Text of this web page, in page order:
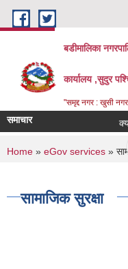
Skip to main content
बडीमालिका
कार्यालय ,सुदुर
"समृद्द नगर : खुसी
समाचार
You are here
Home » eGov services »
सामाजिक सुरक्षा